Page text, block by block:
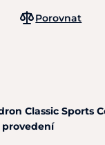
Porovnat
Classic Sports